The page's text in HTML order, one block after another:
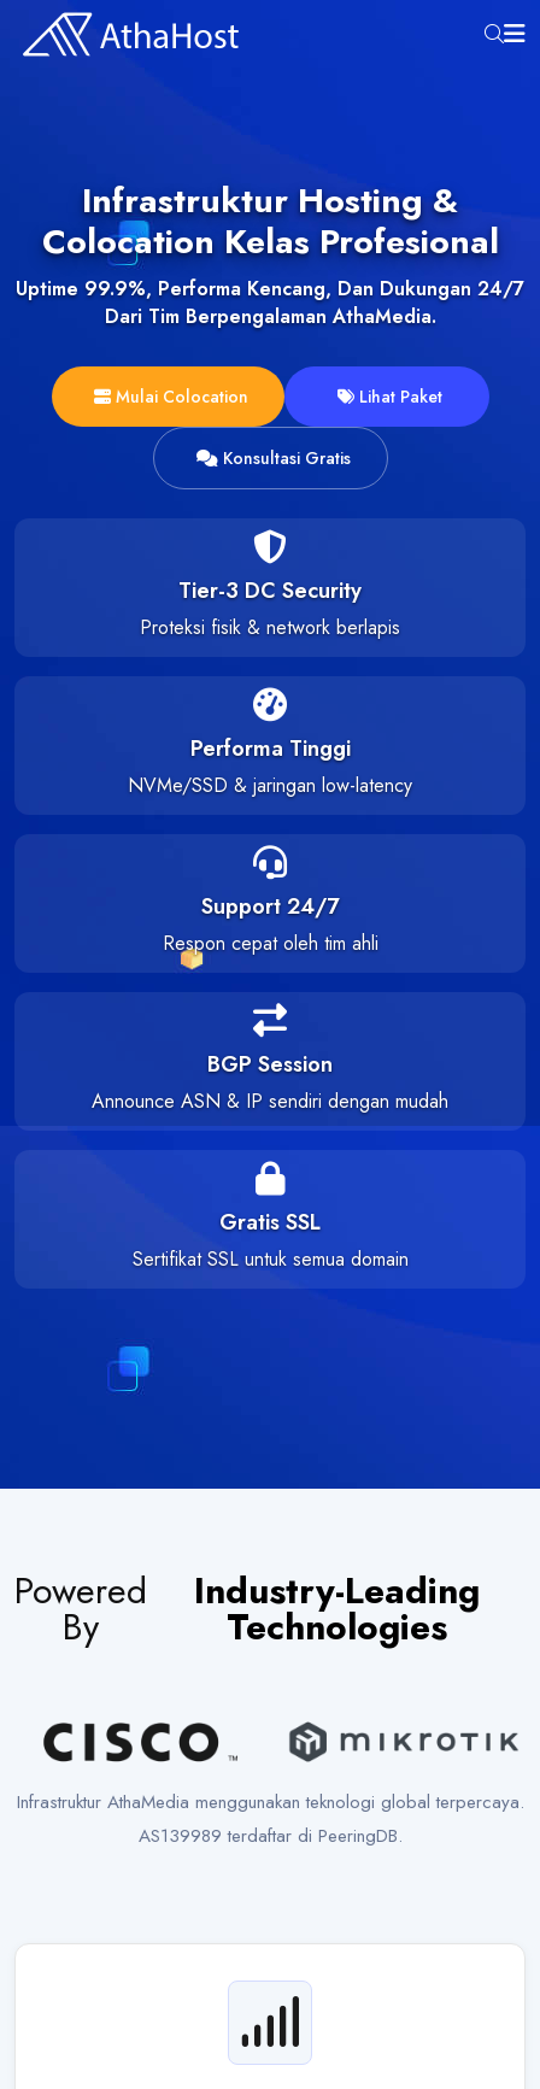
Infrastruktur Hosting &
Colocation Kelas Profesional
Uptime 99.9%, Performa Kencang, Dan Dukungan 24/7
Dari Tim Berpengalaman AthaMedia.
Mulai Colocation Lihat Paket
Konsultasi Gratis
Tier-3 DC Security
Proteksi fisik & network berlapis
Performa Tinggi
NVMe/SSD & jaringan low-latency
Support 24/7
Respon cepat oleh tim ahli
BGP Session
Announce ASN & IP sendiri dengan mudah
Gratis SSL
Sertifikat SSL untuk semua domain
Powered
By
Industry-Leading
Technologies
Infrastruktur AthaMedia menggunakan teknologi global terpercaya.
AS139989 terdaftar di PeeringDB.